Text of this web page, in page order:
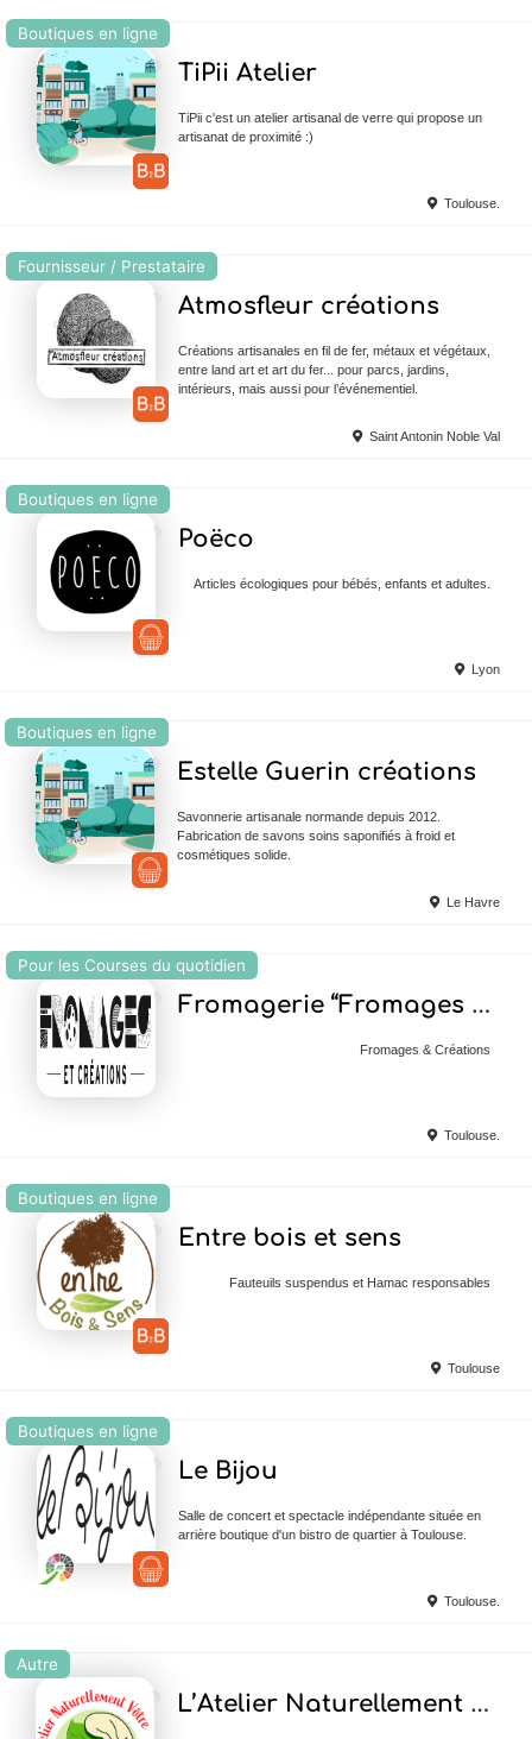
Boutiques en ligne
TiPii Atelier
TiPii c'est un atelier artisanal de verre qui propose un
artisanat de proximité :)
Toulouse.
Fournisseur / Prestataire
Atmosfleur créations
Créations artisanales en fil de fer, métaux et végétaux,
entre land art et art du fer... pour parcs, jardins,
intérieurs, mais aussi pour l’événementiel.
Saint Antonin Noble Val
Boutiques en ligne
Poëco
Articles écologiques pour bébés, enfants et adultes.
Lyon
Boutiques en ligne
Estelle Guerin créations
Savonnerie artisanale normande depuis 2012.
Fabrication de savons soins saponifiés à froid et
cosmétiques solide.
Le Havre
Pour les Courses du quotidien
Fromagerie “Fromages et Créations”
Fromages & Créations
Toulouse.
Boutiques en ligne
Entre bois et sens
Fauteuils suspendus et Hamac responsables
Toulouse
Boutiques en ligne
Le Bijou
Salle de concert et spectacle indépendante située en
arrière boutique d'un bistro de quartier à Toulouse.
Toulouse.
Autre
L’Atelier Naturellement Vôtre